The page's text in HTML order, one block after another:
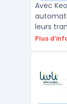
Avec
leurs
gérer la
envoyer
Plus